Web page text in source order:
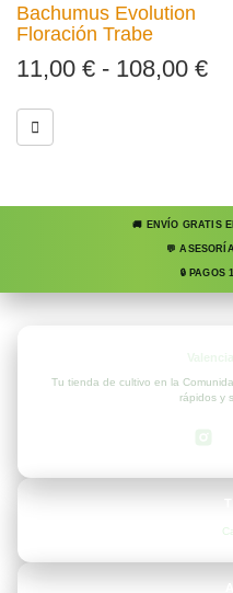
Bachumus Evolution
Floración Trabe
11,00 € - 108,00 €
🚚 ENVÍO GRATIS
💬
🔒 PAGOS
Tu tienda de cultivo en la
rápidos y